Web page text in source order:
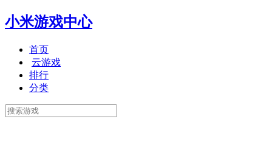
小米游戏中心
首页
云游戏
排行
分类